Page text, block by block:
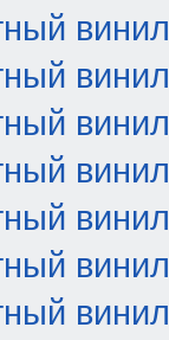
винил
винил
винил
винил
винил
винил
винил